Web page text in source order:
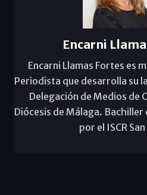
Encarni
Encarni Llamas Fortes es
Periodista que desarrolla su
Delegación de Medios de
Diócesis de Málaga. Bachiller
por el ISCR